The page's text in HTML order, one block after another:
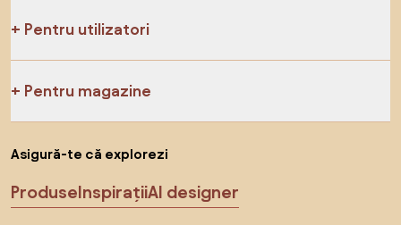
Pentru utilizatori
Pentru magazine
Asigură-te că explorezi
ProduseInspirațiiAI designer